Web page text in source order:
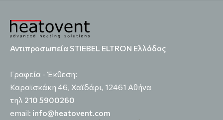
Αντιπροσωπεία STIEBEL ELTRON Ελλάδας
Γραφεία - Έκθεση:
Καραϊσκάκη 46, Χαϊδάρι, 12461 Αθήνα
τηλ 210 5900260
email: info@heatovent.com